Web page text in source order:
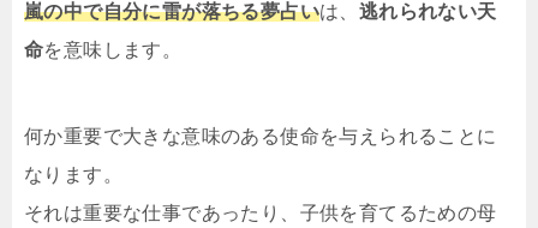
嵐の中で自分に雷が落ちる夢占いは、 逃れられない天
命を意味します。
何か重要で大きな意味のある使命を与えられることに
なります。
それは重要な仕事であったり、子供を育てるための母